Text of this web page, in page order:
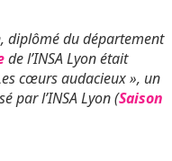
diplômé du département
de l’INSA Lyon était
cœurs audacieux », un
par l’INSA Lyon (Saison